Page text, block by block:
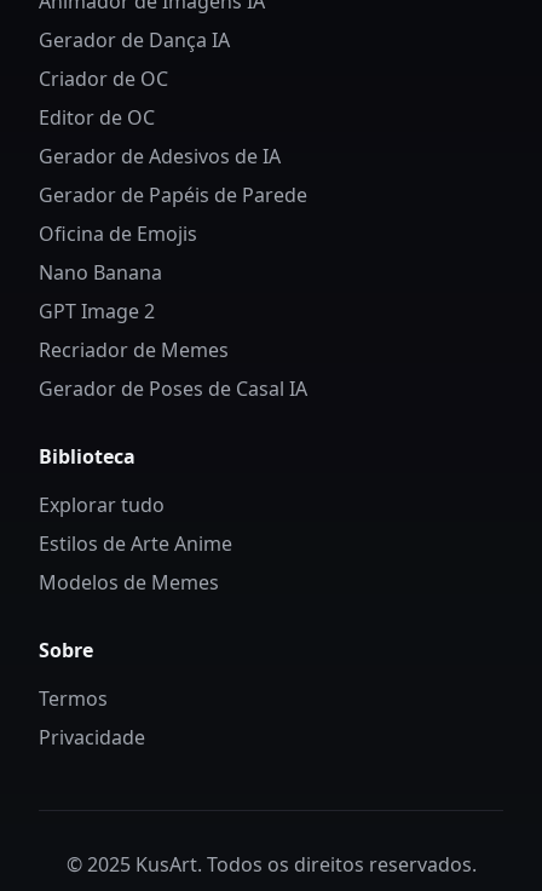
Gerador de Dança IA
Criador de OC
Editor de OC
Gerador de Adesivos de IA
Gerador de Papéis de Parede
Oficina de Emojis
Nano Banana
GPT Image 2
Recriador de Memes
Gerador de Poses de Casal IA
Biblioteca
Explorar tudo
Estilos de Arte Anime
Modelos de Memes
Sobre
Termos
Privacidade
© 2025 KusArt. Todos os direitos reservados.